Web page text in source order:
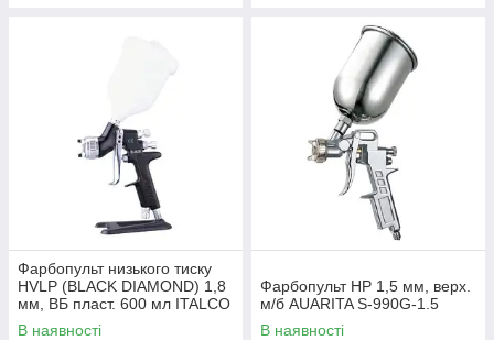
Фарбопульт низького тиску
HVLP (BLACK DIAMOND) 1,8
мм, ВБ пласт. 600 мл ITALCO
D-929-1.8
В наявності
Фарбопульт HP 1,5 мм, верх.
м/б AUARITA S-990G-1.5
В наявності